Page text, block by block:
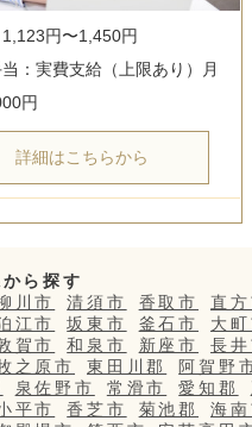
1,123円〜1,450円
当：実費支給（上限あり）月
詳細はこちらから
ら探す
川市 清須市 香取市 直方
江市 坂東市 釜石市 大町
賀市 和泉市 新座市 長井
之原市 東田川郡 阿賀野
泉佐野市 常滑市 愛知郡
平市 香芝市 菊池郡 海南